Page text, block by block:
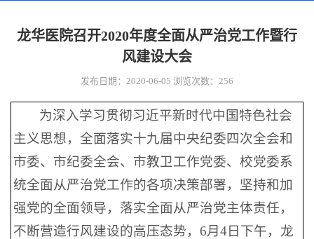
龙华医院召开2020年度全面从严治党工作暨行
风建设大会
发布日期：2020-06-05 浏览次数： 256
为深入学习贯彻习近平新时代中国特色社会
主义思想，全面落实十九届中央纪委四次全会和
市委、市纪委全会、市教卫工作党委、校党委系
统全面从严治党工作的各项决策部署，坚持和加
强党的全面领导，落实全面从严治党主体责任，
不断营造行风建设的高压态势，6月4日下午，龙